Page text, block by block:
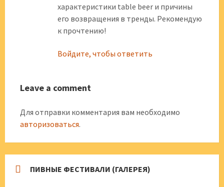
характеристики table beer и причины
его возвращения в тренды. Рекомендую
к прочтению!
Войдите, чтобы ответить
Leave a comment
Для отправки комментария вам необходимо
авторизоваться.
ПИВНЫЕ ФЕСТИВАЛИ (ГАЛЕРЕЯ)